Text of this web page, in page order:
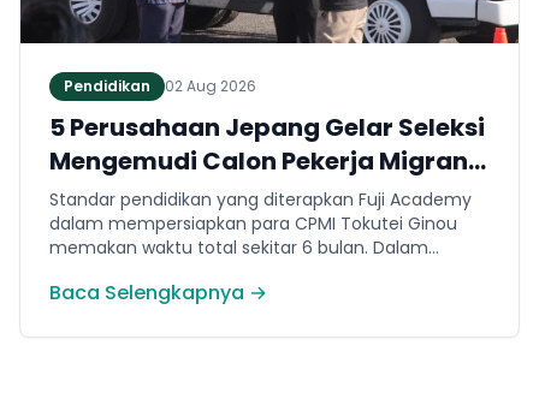
Pendidikan 02 Aug 2026
5 Perusahaan Jepang Gelar Seleksi
Mengemudi Calon Pekerja Migran
Jembrana
Standar pendidikan yang diterapkan Fuji Academy
dalam mempersiapkan para CPMI Tokutei Ginou
memakan waktu total sekitar 6 bulan. Dalam
menguasai sejumlah kompetensi. Seperti
(internal Fuji Academy). Sertifikasi resmi bahasa
Baca Selengkapnya →